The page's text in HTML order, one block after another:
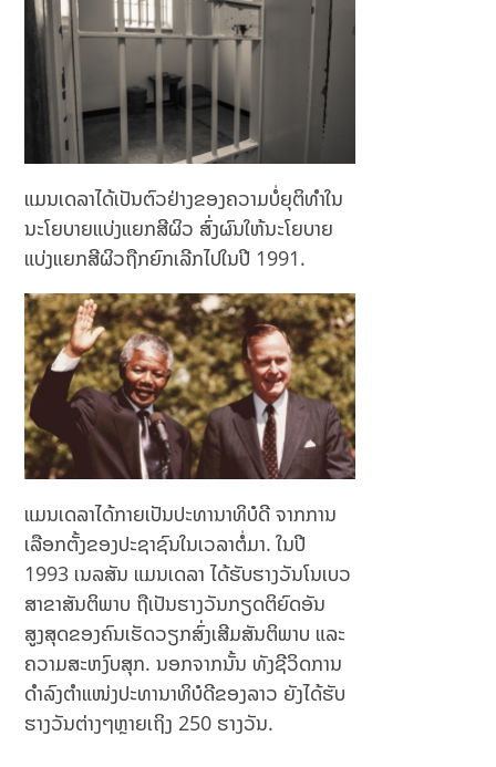
ແມນເດລາໄດ້ເປັນຕົວຢ່າງຂອງຄວາມບໍ່ຍຸຕິທຳໃນ
ນະໂຍບາຍແບ່ງແຍກສີຜິວ ສົ່ງຜົນໃຫ້ນະໂຍບາຍ
ແບ່ງແຍກສີຜິວຖືກຍົກເລີກໄປໃນປີ 1991.
ແມນເດລາໄດ້ກາຍເປັນປະທານາທິບໍດີ ຈາກການ
ເລືອກຕັ້ງຂອງປະຊາຊົນໃນເວລາຕໍ່ມາ. ໃນປີ
1993 ເນລສັນ ແມນເດລາ ໄດ້ຮັບຮາງວັນໂນເບວ
ສາຂາສັນຕິພາບ ຖືເປັນຮາງວັນກຽດຕິຍົດອັນ
ສູງສຸດຂອງຄົນເຮັດວຽກສົ່ງເສີມສັນຕິພາບ ແລະ
ຄວາມສະຫງົບສຸກ. ນອກຈາກນັ້ນ ທັງຊີວິດການ
ດຳລົງຕຳແໜ່ງປະທານາທິບໍດີຂອງລາວ ຍັງໄດ້ຮັບ
ຮາງວັນຕ່າງໆຫຼາຍເຖິງ 250 ຮາງວັນ.